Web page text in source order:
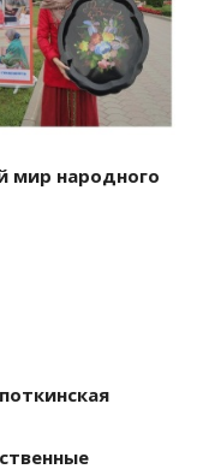
мир народного